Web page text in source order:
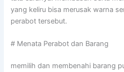
yang keliru bisa merusak warna
perabot tersebut.
# Menata Perabot dan Barang
memilih dan membenahi barang